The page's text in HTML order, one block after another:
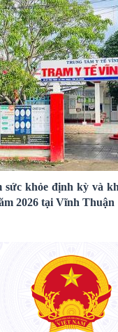
khỏe định kỳ và
2026 tại Vĩnh Thuận